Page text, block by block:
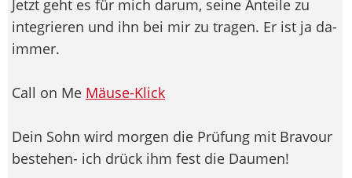
Jetzt geht es für mich darum, seine Anteile zu
integrieren und ihn bei mir zu tragen. Er ist ja da-
immer.
Call on Me Mäuse-Klick
Dein Sohn wird morgen die Prüfung mit Bravour
bestehen- ich drück ihm fest die Daumen!